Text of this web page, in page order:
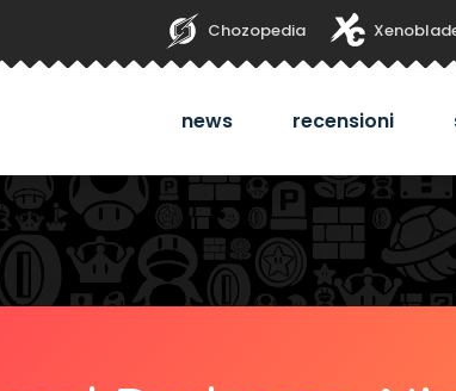
Chozopedia
news recensioni